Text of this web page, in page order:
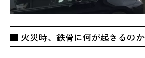
■ 火災時、鉄骨に何が起きるのか